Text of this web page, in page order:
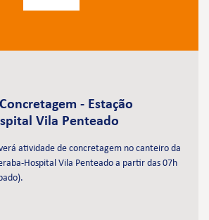
- Estação
Vila Penteado
atividade de concretagem no canteiro da
Hospital Vila Penteado a partir das 07h